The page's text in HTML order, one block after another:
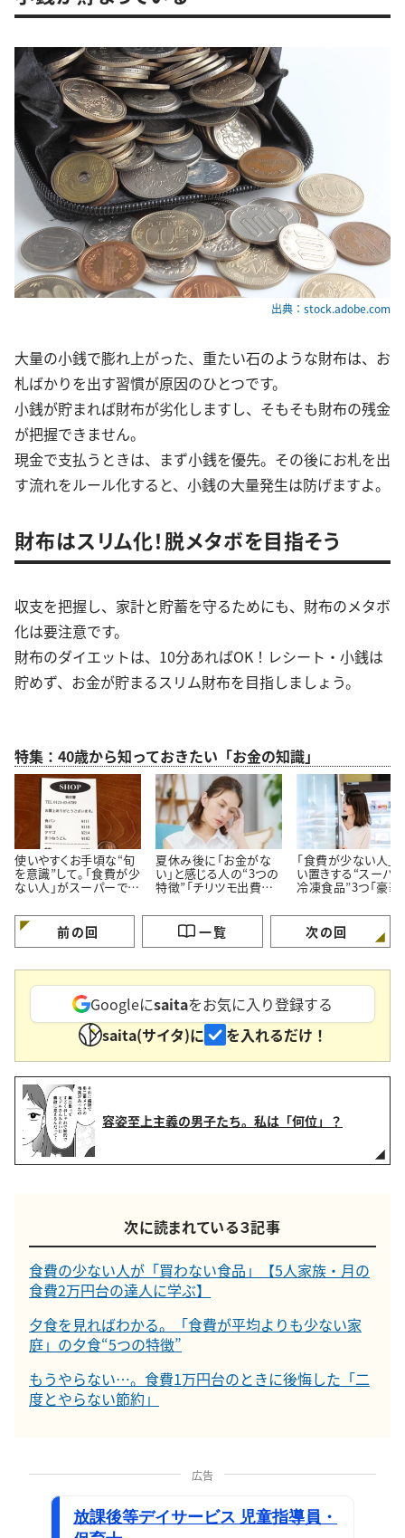
出典：stock.adobe.com
大量の小銭で膨れ上がった、重たい石のような財布は、お
札ばかりを出す習慣が原因のひとつです。
小銭が貯まれば財布が劣化しますし、そもそも財布の残金
が把握できません。
現金で支払うときは、まず小銭を優先。その後にお札を出
す流れをルール化すると、小銭の大量発生は防げますよ。
財布はスリム化！脱メタボを目指そう
収支を把握し、家計と貯蓄を守るためにも、財布のメタボ
化は要注意です。
財布のダイエットは、10分あればOK！レシート・小銭は
貯めず、お金が貯まるスリム財布を目指しましょう。
特集：40歳から知っておきたい「お金の知識」
使いやすくお手頃な“旬
を意識”して。「食費が少
ない人」がスーパーでよ
夏休み後に「お金がな
い」と感じる人の“3つの
特徴”「チリツモ出費に
「食費が少ない人」
い置きする“スーパ
冷凍食品”3つ「豪華
る」
前の回 一覧 次の回
Googleにsaitaをお気に入り登録する
saita(サイタ)に
を入れるだけ！
容姿至上主義の男子たち。私は「何位」？
次に読まれている３記事
食費の少ない人が「買わない食品」【5人家族・月の
食費2万円台の達人に学ぶ】
夕食を見ればわかる。「食費が平均よりも少ない家
庭」の夕食“5つの特徴”
もうやらない…。食費1万円台のときに後悔した「二
度とやらない節約」
広告
放課後等デイサービス 児童指導員・